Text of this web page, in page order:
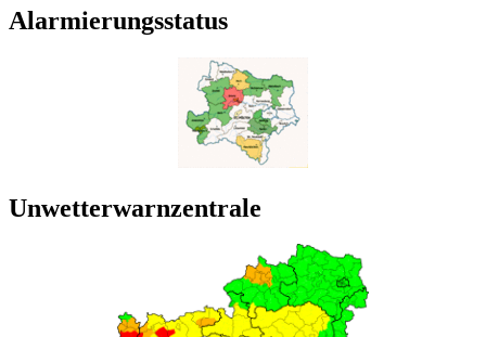
Alarmierungsstatus
Unwetterwarnzentrale